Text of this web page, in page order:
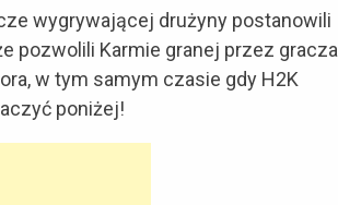
wygrywającej drużyny postanowili
pozwolili Karmie granej przez gracza
w tym samym czasie gdy H2K
poniżej!